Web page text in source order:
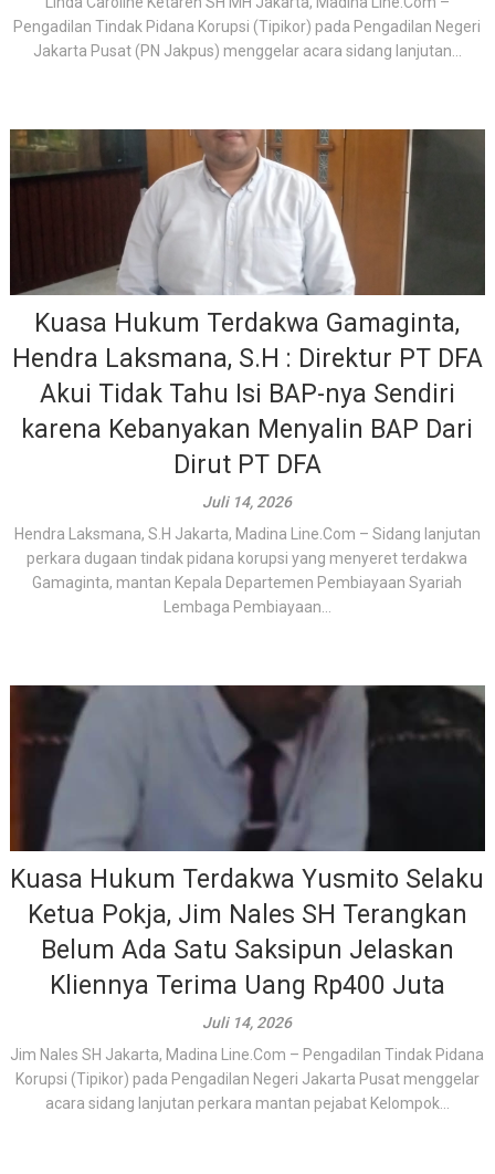
Pengadilan Tindak Pidana Korupsi (Tipikor) pada Pengadilan Negeri
Jakarta Pusat (PN Jakpus) menggelar acara sidang lanjutan...
Kuasa Hukum Terdakwa Gamaginta,
Hendra Laksmana, S.H : Direktur PT DFA
Akui Tidak Tahu Isi BAP-nya Sendiri
karena Kebanyakan Menyalin BAP Dari
Dirut PT DFA
Juli 14, 2026
Hendra Laksmana, S.H Jakarta, Madina Line.Com – Sidang lanjutan
perkara dugaan tindak pidana korupsi yang menyeret terdakwa
Gamaginta, mantan Kepala Departemen Pembiayaan Syariah
Lembaga Pembiayaan...
Kuasa Hukum Terdakwa Yusmito Selaku
Ketua Pokja, Jim Nales SH Terangkan
Belum Ada Satu Saksipun Jelaskan
Kliennya Terima Uang Rp400 Juta
Juli 14, 2026
Jim Nales SH Jakarta, Madina Line.Com – Pengadilan Tindak Pidana
Korupsi (Tipikor) pada Pengadilan Negeri Jakarta Pusat menggelar
acara sidang lanjutan perkara mantan pejabat Kelompok...